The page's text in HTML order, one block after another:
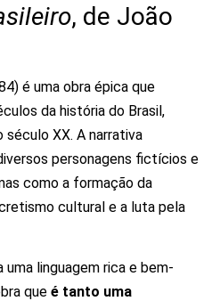
, de João
é uma obra épica que
da história do Brasil,
XX. A narrativa
personagens fictícios e
como a formação da
cultural e a luta pela
linguagem rica e bem-
que é tanto uma